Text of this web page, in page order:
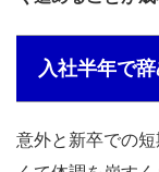
入社半年で
意外と新卒での